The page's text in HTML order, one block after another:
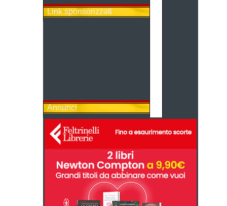
Link sponsorizzati
Annunci